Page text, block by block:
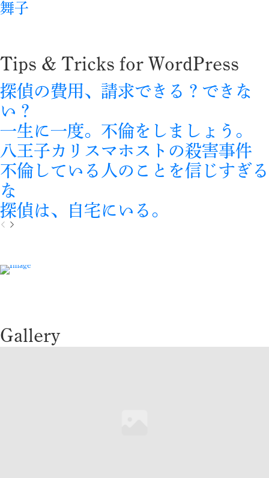
舞子
Tips & Tricks for WordPress
探偵の費用、請求できる？できな
い？
一生に一度。不倫をしましょう。
八王子カリスマホストの殺害事件
不倫している人のことを信じすぎる
な
探偵は、自宅にいる。
P
o
u
N
Gallery